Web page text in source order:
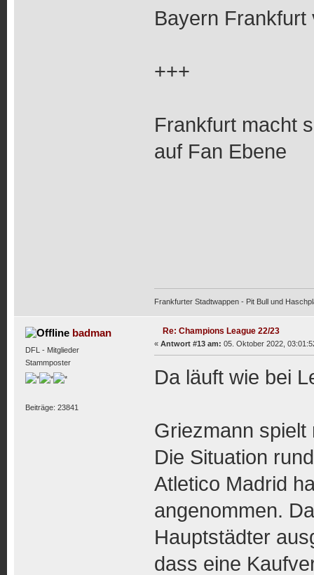
Bayern Frankfurt
+++
Frankfurt macht
auf Fan Ebene
Frankfurter Stadtwappen - Pit Bull und
badman
DFL - Mitglieder
Stammposter
Beiträge: 23841
Re: Champions League 22/23
« Antwort #13 am: 05. Oktober 2022,
Da läuft wie bei
Griezmann spielt
Die Situation
Atletico Madrid
angenommen.
Hauptstädter
dass eine